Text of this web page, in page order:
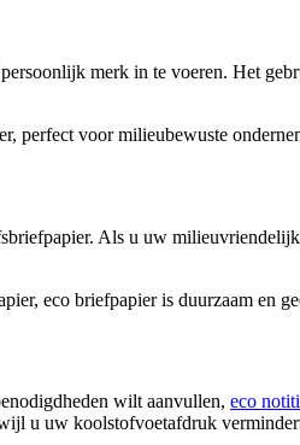
merk in te voeren. Het
perfect voor milieubewuste
Als u uw
eco briefpapier is duurzaam en
wilt aanvullen, eco
u uw koolstofvoetafdruk